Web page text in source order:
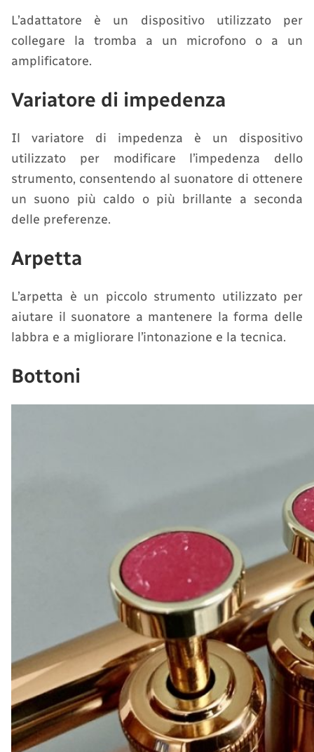
L’adattatore è un dispositivo utilizzato per
collegare la tromba a un microfono o a un
amplificatore.
Variatore di impedenza
Il variatore di impedenza è un dispositivo
utilizzato per modificare l’impedenza dello
strumento, consentendo al suonatore di ottenere
un suono più caldo o più brillante a seconda
delle preferenze.
Arpetta
L’arpetta è un piccolo strumento utilizzato per
aiutare il suonatore a mantenere la forma delle
labbra e a migliorare l’intonazione e la tecnica.
Bottoni